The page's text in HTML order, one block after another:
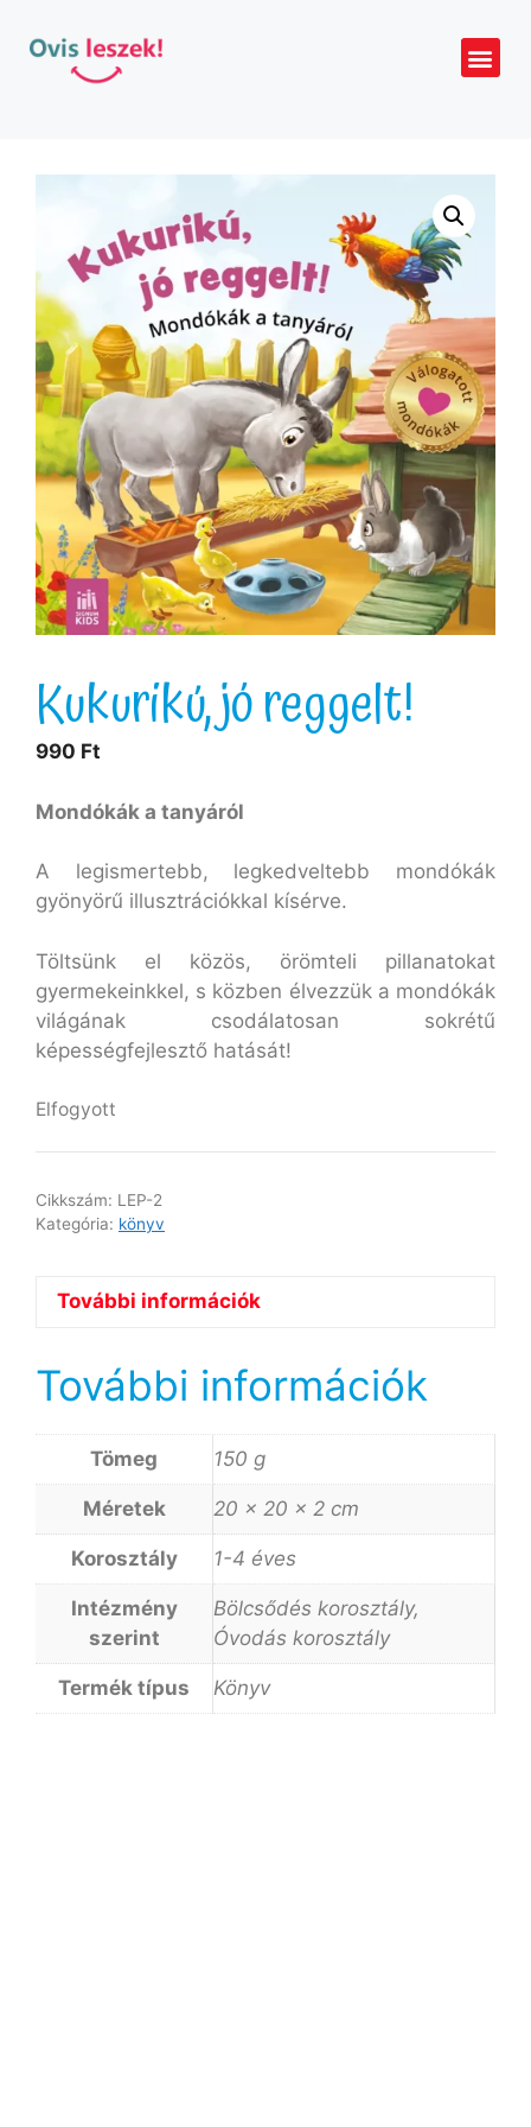
Kukurikú, jó reggelt!
990 Ft
Mondókák a tanyáról
A legismertebb, legkedveltebb mondókák
gyönyörű illusztrációkkal kísérve.
Töltsünk el közös, örömteli pillanatokat
gyermekeinkkel, s közben élvezzük a mondókák
világának csodálatosan sokrétű
képességfejlesztő hatását!
Elfogyott
Cikkszám: LEP-2
Kategória: könyv
További információk
További információk
Tömeg 150 g
Méretek 20 × 20 × 2 cm
Korosztály 1-4 éves
Intézmény
szerint
Bölcsődés korosztály,
Óvodás korosztály
Termék típus Könyv